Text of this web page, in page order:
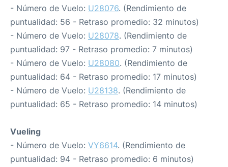
- Número de Vuelo: U28076. (Rendimiento de
puntualidad: 56 - Retraso promedio: 32 minutos)
- Número de Vuelo: U28078. (Rendimiento de
puntualidad: 97 - Retraso promedio: 7 minutos)
- Número de Vuelo: U28080. (Rendimiento de
puntualidad: 64 - Retraso promedio: 17 minutos)
- Número de Vuelo: U28138. (Rendimiento de
puntualidad: 65 - Retraso promedio: 14 minutos)
Vueling
- Número de Vuelo: VY6614. (Rendimiento de
puntualidad: 94 - Retraso promedio: 6 minutos)